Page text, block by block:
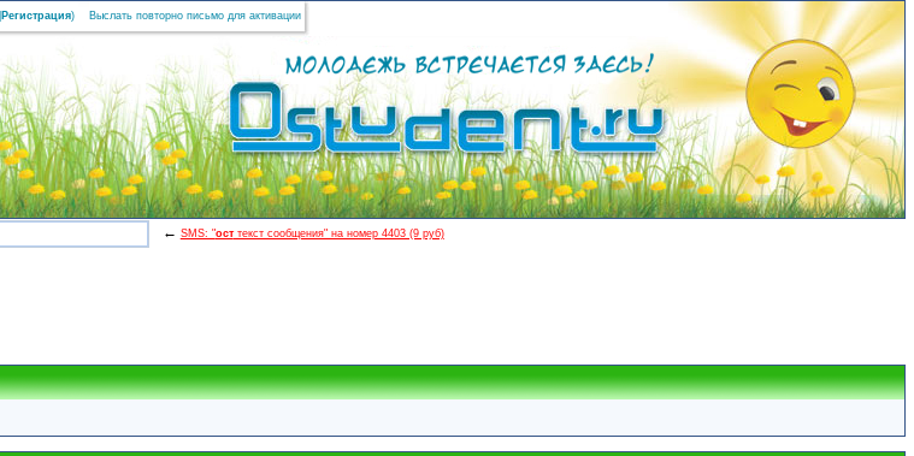
Регистрация) Выслать повторно письмо для активации
← SMS: "осттекст сообщения" на номер 4403 (9 руб)